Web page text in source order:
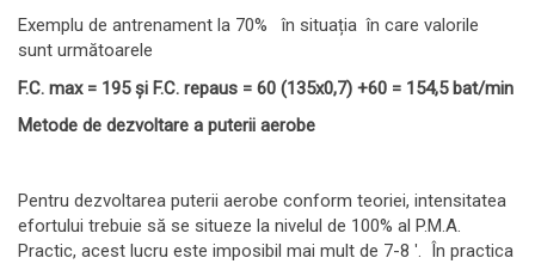
Exemplu de antrenament la 70% în situația în care valorile
sunt următoarele
F.C. max = 195 și F.C. repaus = 60 (135x0,7) +60 = 154,5 bat/min
Metode de dezvoltare a puterii aerobe
Pentru dezvoltarea puterii aerobe conform teoriei, intensitatea
efortului trebuie să se situeze la nivelul de 100% al P.M.A.
Practic, acest lucru este imposibil mai mult de 7-8 ʹ. În practica